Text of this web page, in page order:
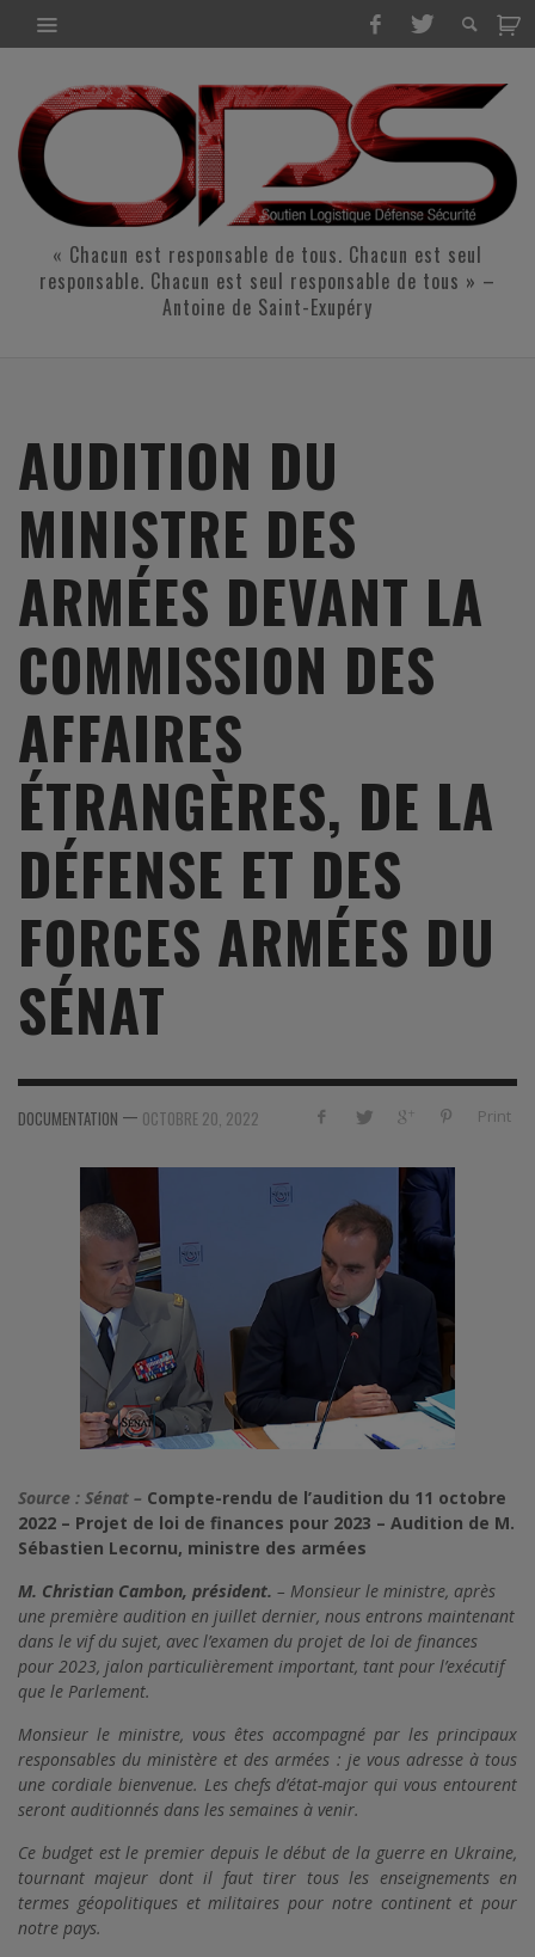
« Chacun est responsable de tous. Chacun est seul
responsable. Chacun est seul responsable de tous » –
Antoine de Saint-Exupéry
AUDITION DU
MINISTRE DES
ARMÉES DEVANT LA
COMMISSION DES
AFFAIRES
ÉTRANGÈRES, DE LA
DÉFENSE ET DES
FORCES ARMÉES DU
SÉNAT
Print
DOCUMENTATION — OCTOBRE 20, 2022
Source : Sénat – Compte-rendu de l’audition du 11 octobre
2022 – Projet de loi de finances pour 2023 – Audition de M.
Sébastien Lecornu, ministre des armées
M. Christian Cambon, président. – Monsieur le ministre, après
une première audition en juillet dernier, nous entrons maintenant
dans le vif du sujet, avec l’examen du projet de loi de finances
pour 2023, jalon particulièrement important, tant pour l’exécutif
que le Parlement.
Monsieur le ministre, vous êtes accompagné par les principaux
responsables du ministère et des armées : je vous adresse à tous
une cordiale bienvenue. Les chefs d’état-major qui vous entourent
seront auditionnés dans les semaines à venir.
Ce budget est le premier depuis le début de la guerre en Ukraine,
tournant majeur dont il faut tirer tous les enseignements en
termes géopolitiques et militaires pour notre continent et pour
notre pays.